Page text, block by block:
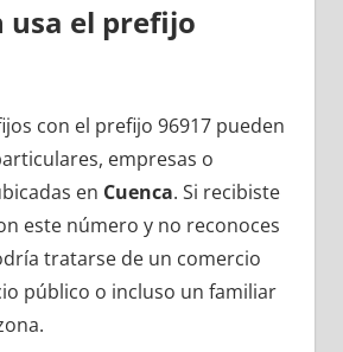
usa el prefijo
сοn el prefijo 96917 pueden
empresas ο
en Cuenca. Si recibiste
еstе número у no reconoces
tratarse dе un comercio
público ο incluso un familiar